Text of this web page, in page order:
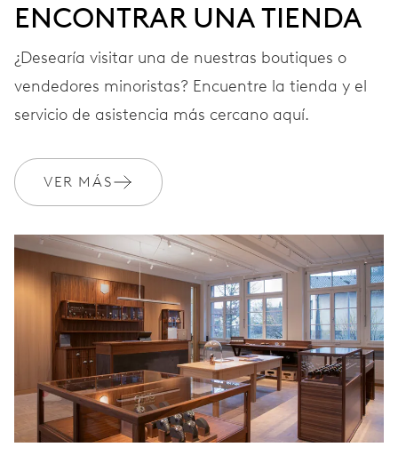
41 h
Reserva de marcha
782
DIMENSIONES
Ø 30.00 mm, 13 1/4’’’
CARGA
Remonte automático, con rotor rojo
FRECUENCIA
28’800 A/h, 4 Hz
ENCONTRAR UNA TIENDA
¿Desearía visitar una de nuestras boutiques o
vendedores minoristas? Encuentre la tienda y el
servicio de asistencia más cercano aquí.
VER MÁS